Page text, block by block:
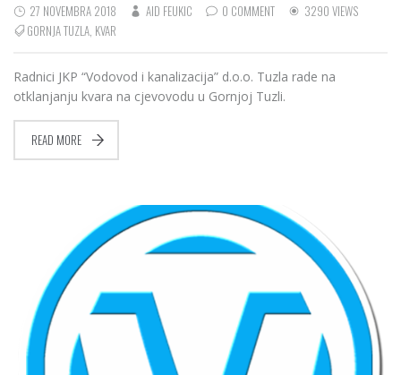
27 NOVEMBRA 2018 AID FEUKIC 0 COMMENT
3290 VIEWS
GORNJA TUZLA KVAR
Radnici JKP “Vodovod i kanalizacija” d.o.o. Tuzla rade na
otklanjanju kvara na cjevovodu u Gornjoj Tuzli.
READ MORE